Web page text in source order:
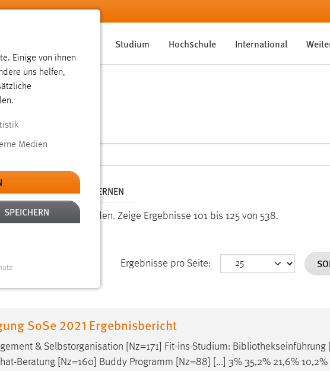
Studium Hochschule International
ALLE FILTER ENTFERNEN
538 Ergebnisse gefunden. Zeige Ergebnisse 101 bis 125 von 538.
Ergebnisse pro Seite:
SoSe 2021 Ergebnisbericht
& Selbstorganisation [Nz=171] Fit-ins-Studium: Bibliothekseinführung
Beratung [Nz=160] Buddy Programm [Nz=88] [...] 3% 35,2% 21,6% 10,2%
Einige von ihnen
uns helfen,
Medien
SPEICHERN